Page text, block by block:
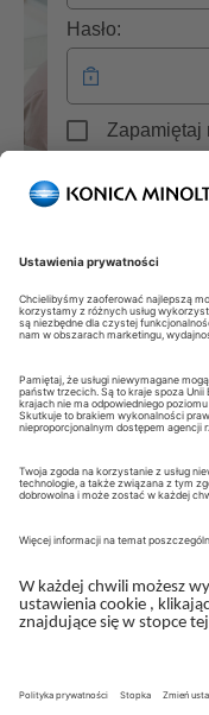
Hasło:
Zapamiętaj
Portal Klienta
W